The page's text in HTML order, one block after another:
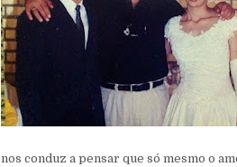
nos conduz a pensar que só mesmo o